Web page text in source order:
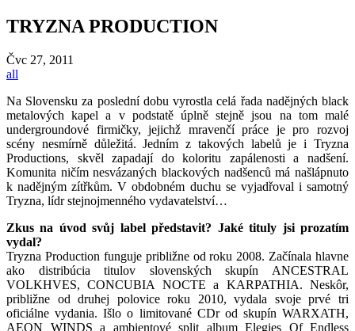
TRYZNA PRODUCTION
Čvc 27, 2011
all
Na Slovensku za poslední dobu vyrostla celá řada nadějných black
metalových kapel a v podstatě úplně stejně jsou na tom malé
undergroundové firmičky, jejichž mravenčí práce je pro rozvoj
scény nesmírně důležitá. Jedním z takových labelů je i Tryzna
Productions, skvěl zapadají do koloritu zapálenosti a nadšení.
Komunita ničím nesvázaných blackových nadšenců má našlápnuto
k nadějným zítřkům. V obdobném duchu se vyjadřoval i samotný
Tryzna, lídr stejnojmenného vydavatelství…
Zkus na úvod svůj label představit? Jaké tituly jsi prozatím
vydal?
Tryzna Production funguje približne od roku 2008. Začínala hlavne
ako distribúcia titulov slovenských skupín ANCESTRAL
VOLKHVES, CONCUBIA NOCTE a KARPATHIA. Neskôr,
približne od druhej polovice roku 2010, vydala svoje prvé tri
oficiálne vydania. Išlo o limitované CDr od skupín WARXATH,
AEON WINDS a ambientové split album Elegies Of Endless